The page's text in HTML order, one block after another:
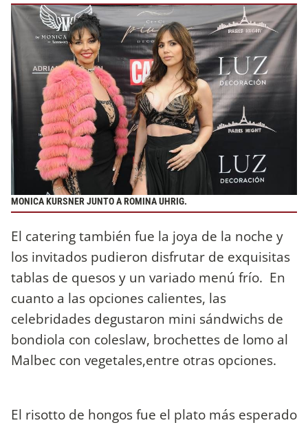
MONICA KURSNER JUNTO A ROMINA UHRIG.
El catering también fue la joya de la noche y
los invitados pudieron disfrutar de exquisitas
tablas de quesos y un variado menú frío. En
cuanto a las opciones calientes, las
celebridades degustaron mini sándwichs de
bondiola con coleslaw, brochettes de lomo al
Malbec con vegetales,entre otras opciones.
El risotto de hongos fue el plato más esperado